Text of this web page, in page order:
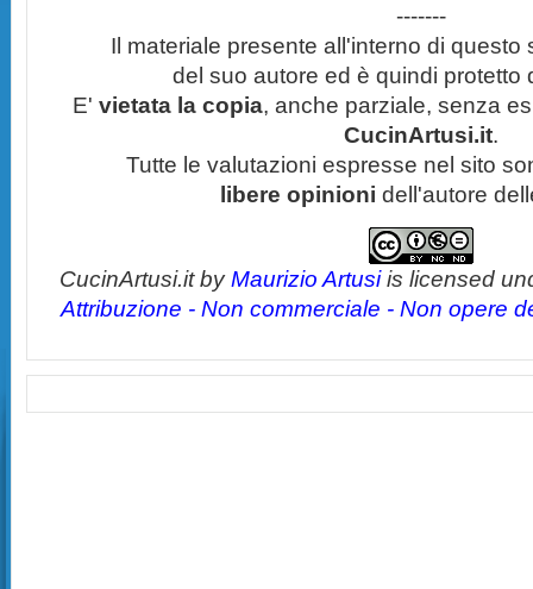
-------
Il materiale presente all'interno di questo
del suo autore ed è quindi protetto
E' vietata la copia, anche parziale, senza
CucinArtusi.it.
Tutte le valutazioni espresse nel sito
libere opinioni dell'autore
CucinArtusi.itbyMaurizio Artusiis licensed
Attribuzione - Non commerciale - Non opere